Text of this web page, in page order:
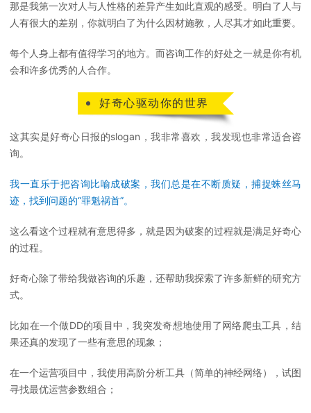
那是我第一次对人与人性格的差异产生如此直观的感受。明白了人与
人有很大的差别，你就明白了为什么因材施教，人尽其才如此重要。
每个人身上都有值得学习的地方。而咨询工作的好处之一就是你有机
会和许多优秀的人合作。
好奇心驱动你的世界
这其实是好奇心日报的slogan，我非常喜欢，我发现也非常适合咨
询。
我一直乐于把咨询比喻成破案，我们总是在不断质疑，捕捉蛛丝马
迹，找到问题的“罪魁祸首”。
这么看这个过程就有意思得多，就是因为破案的过程就是满足好奇心
的过程。
好奇心除了带给我做咨询的乐趣，还帮助我探索了许多新鲜的研究方
式。
比如在一个做DD的项目中，我突发奇想地使用了网络爬虫工具，结
果还真的发现了一些有意思的现象；
在一个运营项目中，我使用高阶分析工具（简单的神经网络），试图
寻找最优运营参数组合；